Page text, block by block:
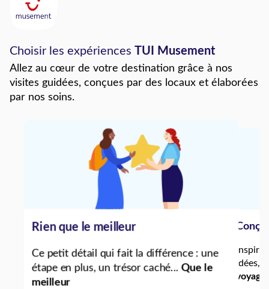
Choisir les expériences TUI Musement
Allez au cœur de votre destination grâce à nos
visites guidées, conçues par des locaux et élaborées
par nos soins.
Rien que le meilleur
Ce petit détail qui fait la différence : une
étape en plus, un trésor caché... Que le
meilleur
idées,